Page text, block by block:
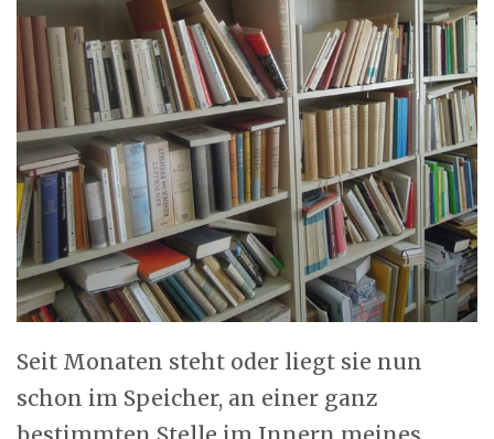
Seit Monaten steht oder liegt sie nun
schon im Speicher, an einer ganz